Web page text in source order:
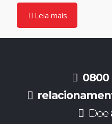
Leia mais
0800
Doe